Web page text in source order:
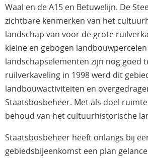
Waal en de A15 en Betuwelijn. De
zichtbare kenmerken van het
landschap van voor de grote
kleine en gebogen
landschapselementen zijn nog goed
ruilverkaveling in 1998 werd dit
landbouwactiviteiten en
Staatsbosbeheer. Met als doel
behoud van het cultuurhistorische
Staatsbosbeheer heeft onlangs bij
gebiedsbijeenkomst een plan